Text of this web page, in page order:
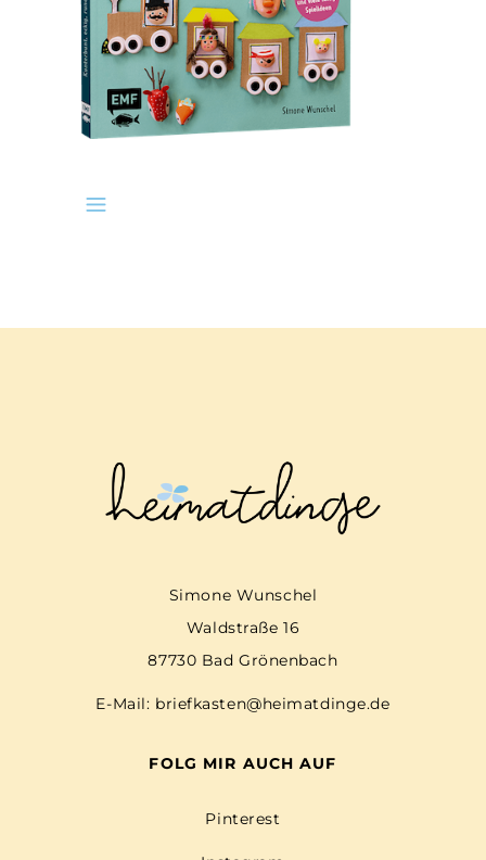
Simone Wunschel
Waldstraße 16
87730 Bad Grönenbach
E-Mail: briefkasten@heimatdinge.de
FOLG MIR AUCH AUF
Pinterest